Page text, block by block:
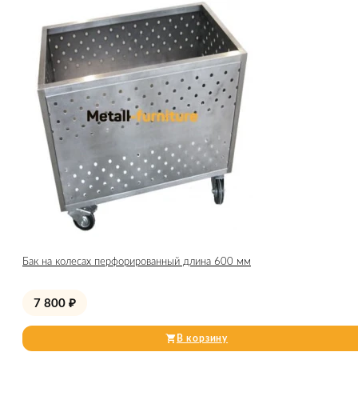
Бак на колесах перфорированный длина 600 мм
7 800 ₽
В корзину